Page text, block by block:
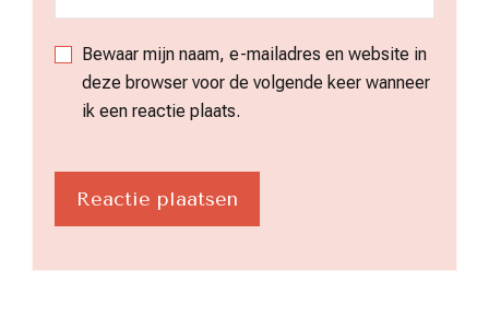
Bewaar mijn naam, e-mailadres en website in
deze browser voor de volgende keer wanneer
ik een reactie plaats.